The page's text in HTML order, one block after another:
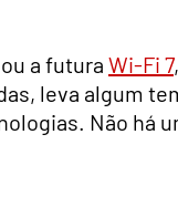
a futura Wi-Fi 7
leva algum
Não há